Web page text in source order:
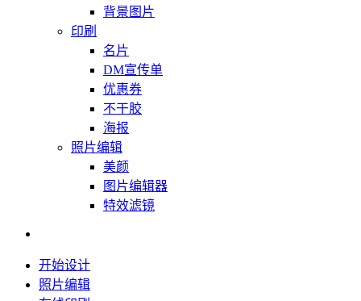
背景图片
印刷
名片
DM宣传单
优惠券
不干胶
海报
照片编辑
美颜
图片编辑器
特效滤镜
开始设计
照片编辑